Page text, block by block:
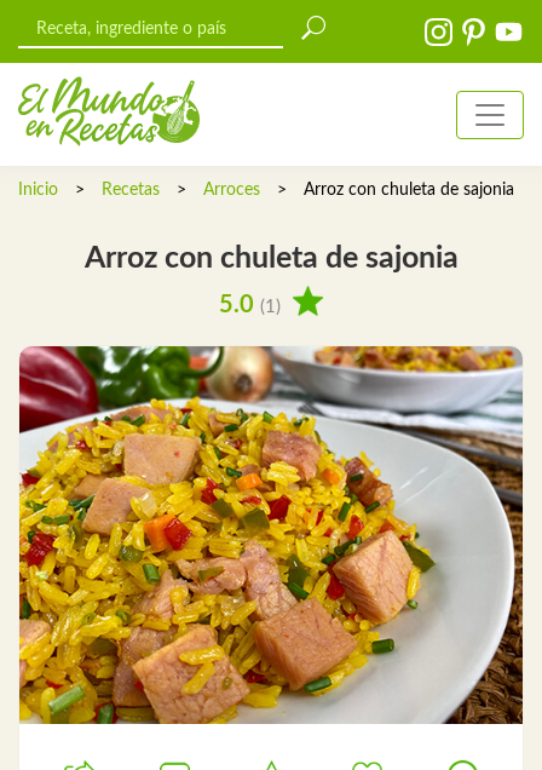
Inicio > Recetas > Arroces > Arroz con chuleta de sajonia
Arroz con chuleta de sajonia
5.0 (1)